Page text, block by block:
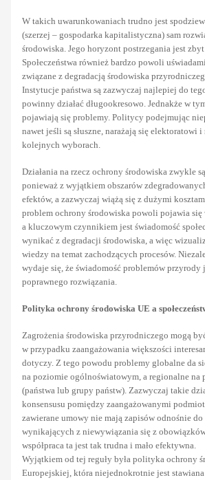
W takich uwarunkowaniach trudno jest
(szerzej – gospodarka kapitalistyczna) sam
środowiska. Jego horyzont postrzegania jest
Społeczeństwa również bardzo powoli
związane z degradacją środowiska
Instytucje państwa są zazwyczaj najlepiej do
powinny działać długookresowo. Jednakże w
pojawiają się problemy. Politycy podejmując
nawet jeśli są słuszne, narażają się elektoratowi
kolejnych wyborach.
Działania na rzecz ochrony środowiska zwykle
ponieważ z wyjątkiem obszarów
efektów, a zazwyczaj wiążą się z dużymi
problem ochrony środowiska powoli pojawia się
a kluczowym czynnikiem jest świadomość
wynikać z degradacji środowiska, a więc
wiedzy na temat zachodzących procesów.
wydaje się, że świadomość problemów przyrody
poprawnego rozwiązania.
Polityka ochrony środowiska UE a
Zagrożenia środowiska przyrodniczego mogą
w przypadku zaangażowania większości
dotyczy. Z tego powodu problemy globalne da
na poziomie ogólnoświatowym, a regionalne na
(państwa lub grupy państw). Zazwyczaj takie
konsensusu pomiędzy zaangażowanymi
zawierane umowy nie mają zapisów odnośnie
wynikających z niewywiązania się z
współpraca ta jest tak trudna i mało efektywna.
Wyjątkiem od tej reguły była polityka ochrony
Europejskiej, która niejednokrotnie jest